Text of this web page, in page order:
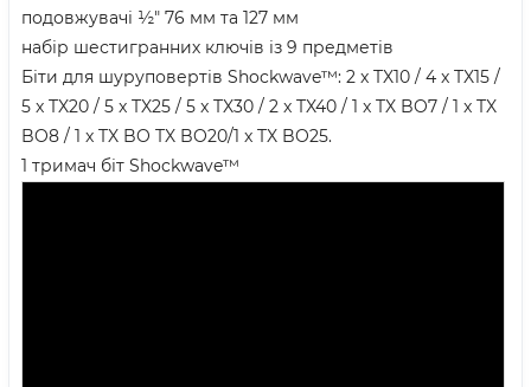
подовжувачі ½″ 76 мм та 127 мм
набір шестигранних ключів із 9 предметів
Біти для шуруповертів Shockwave™: 2 x TX10 / 4 x TX15 /
5 x TX20 / 5 x TX25 / 5 x TX30 / 2 x TX40 / 1 x TX BO7 / 1 x TX
BO8 / 1 x TX BO TX BO20/1 x TX BO25.
1 тримач біт Shockwave™